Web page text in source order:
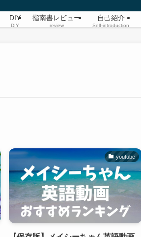
DIY
DIY
指南書レビュー
review
自己紹介
Self-introduction
youtube